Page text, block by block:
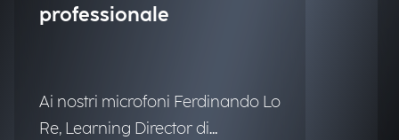
professionale
Ai nostri microfoni Ferdinando Lo
Re, Learning Director di